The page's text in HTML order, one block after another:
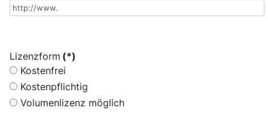
Lizenzform (*)
Kostenfrei
Kostenpflichtig
Volumenlizenz möglich